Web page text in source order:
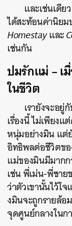
และเช่นเดีย
ได้สะท้อนค่านิย
Homestayและ
เช่นกัน
ปมรักแม่ –
ในชีวิต
เรายังจะอ
เรื่องนี้ ไม่เพียง
หนุ่มอย่างมิน แต่
อิทธิพลต่อชีวิตขอ
แม่ของมินมีมาก
เช่น พี่เม่น-พี่ชา
ว่าตัวเขานั้นไว้ใ
งมินจะถูกรายล้
จุดศูนย์กลางใน